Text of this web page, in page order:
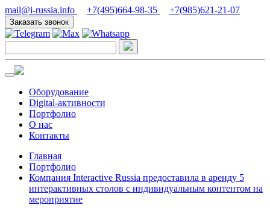
mail@i-russia.info +7(495)664-98-35 +7(985)621-21-07
Заказать звонок
Оборудование
Digital-активности
Портфолио
О нас
Контакты
Главная
Портфолио
Компания Interactive Russia предоставила в аренду 5
интерактивных столов с индивидуальным контентом на
мероприятие